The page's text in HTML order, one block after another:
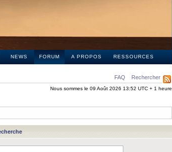
NEWS FORUM A PROPOS RESSOURCES
FAQ Rechercher
Nous sommes le 09 Août 2026 13:52 UTC + 1 heure